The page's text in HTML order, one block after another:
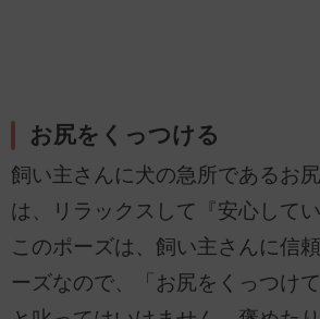
お尻をくっつける
飼い主さんに犬の急所であるお
は、リラックスして『安心してい
このポーズは、飼い主さんに信
ーズなので、「お尻をくっつけて